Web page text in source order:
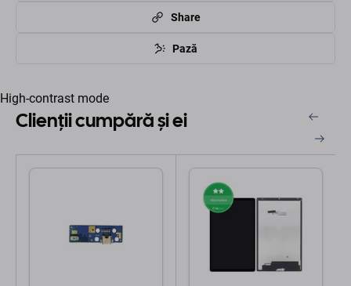
Share
Pază
High-contrast mode
Clienții cumpără și ei